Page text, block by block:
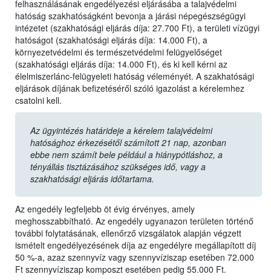
felhasználásának engedélyezési eljárásába a talajvédelmi
hatóság szakhatóságként bevonja a járási népegészségügyi
intézetet (szakhatósági eljárás díja: 27.700 Ft), a területi vízügyi
hatóságot (szakhatósági eljárás díja: 14.000 Ft), a
környezetvédelmi és természetvédelmi felügyelőséget
(szakhatósági eljárás díja: 14.000 Ft), és ki kell kérni az
élelmiszerlánc-felügyeleti hatóság véleményét. A szakhatósági
eljárások díjának befizetéséről szóló igazolást a kérelemhez
csatolni kell.
Az ügyintézés határideje a kérelem talajvédelmi
hatósághoz érkezésétől számított 21 nap, azonban
ebbe nem számít bele például a hiánypótláshoz, a
tényállás tisztázásához szükséges idő, vagy a
szakhatósági eljárás időtartama.
Az engedély legfeljebb öt évig érvényes, amely
meghosszabbítható. Az engedély ugyanazon területen történő
további folytatásának, ellenőrző vizsgálatok alapján végzett
ismételt engedélyezésének díja az engedélyre megállapított díj
50 %-a, azaz szennyvíz vagy szennyvíziszap esetében 72.000
Ft szennyvíziszap komposzt esetében pedig 55.000 Ft.